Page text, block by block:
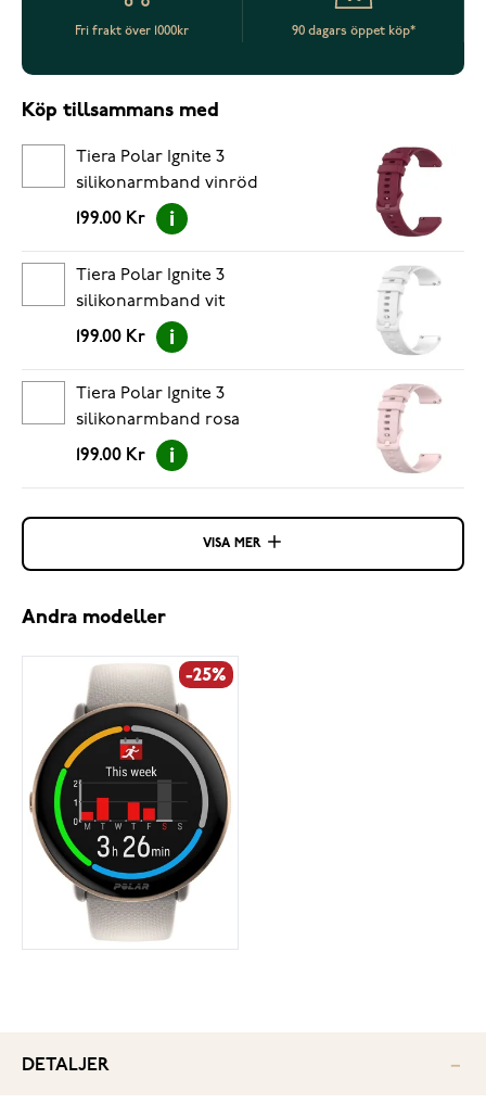
Fri frakt över 1000kr 90 dagars öppet köp*
Köp tillsammans med
Tiera Polar Ignite 3
silikonarmband vinröd
199.00 Kr
Tiera Polar Ignite 3
silikonarmband vit
199.00 Kr
Tiera Polar Ignite 3
silikonarmband rosa
199.00 Kr
VISA MER
Andra modeller
-25%
DETALJER